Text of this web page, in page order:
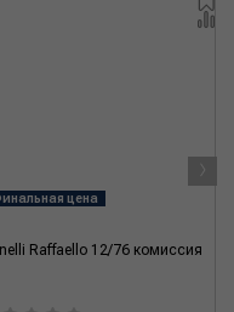
цена
Raffaello 12/76 комиссия
›